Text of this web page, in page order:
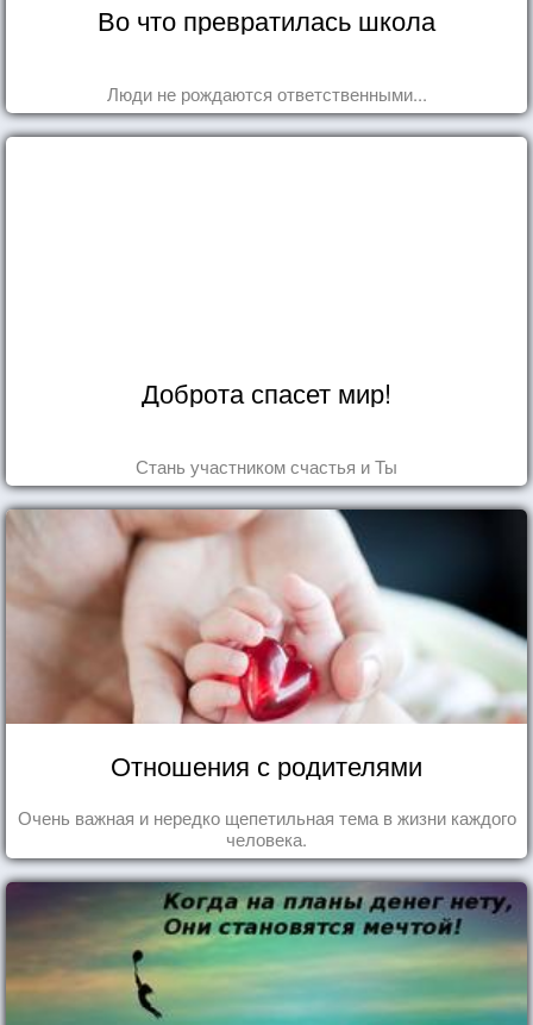
Во что превратилась школа
Люди не рождаются ответственными...
Доброта спасет мир!
Стань участником счастья и Ты
Отношения с родителями
Очень важная и нередко щепетильная тема в жизни каждого
человека.